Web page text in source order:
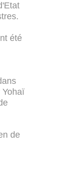
été
Yohaï
de